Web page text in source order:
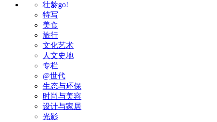
壮龄go!
特写
美食
旅行
文化艺术
人文史地
专栏
@世代
生态与环保
时尚与美容
设计与家居
光影